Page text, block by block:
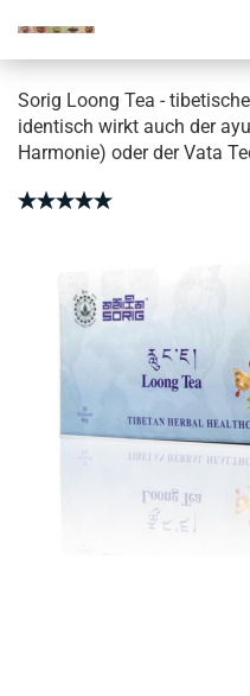
Sorig Loong Tea -
identisch wirkt auch der
Harmonie) oder der Vata